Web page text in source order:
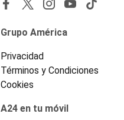
Grupo América
Privacidad
Términos y Condiciones
Cookies
A24 en tu móvil